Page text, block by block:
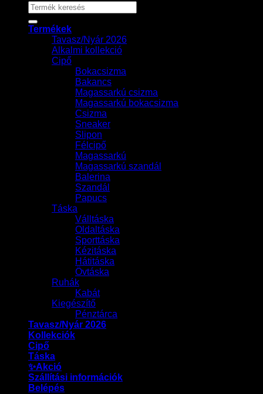
Keresés
a
következőre:
Termékek
Tavasz/Nyár 2026
Alkalmi kollekció
Cipő
Bokacsizma
Bakancs
Magassarkú csizma
Magassarkú bokacsizma
Csizma
Sneaker
Slipon
Félcipő
Magassarkú
Magassarkú szandál
Balerina
Szandál
Papucs
Táska
Válltáska
Oldaltáska
Sporttáska
Kézitáska
Hátitáska
Övtáska
Ruhák
Kabát
Kiegészítő
Pénztárca
Tavasz/Nyár 2026
Kollekciók
Cipő
Táska
✨Akció
Szállítási információk
Belépés